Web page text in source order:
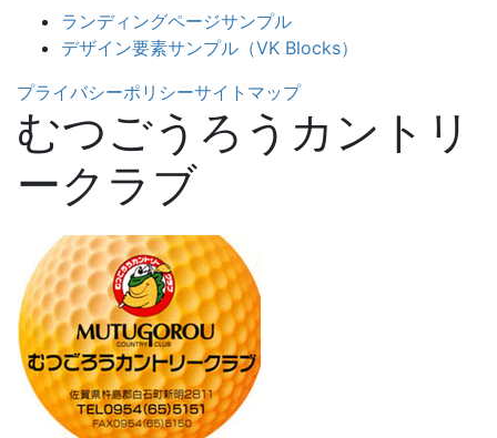
ランディングページサンプル
デザイン要素サンプル（VK Blocks）
プライバシーポリシーサイトマップ
むつごうろうカントリ
ークラブ